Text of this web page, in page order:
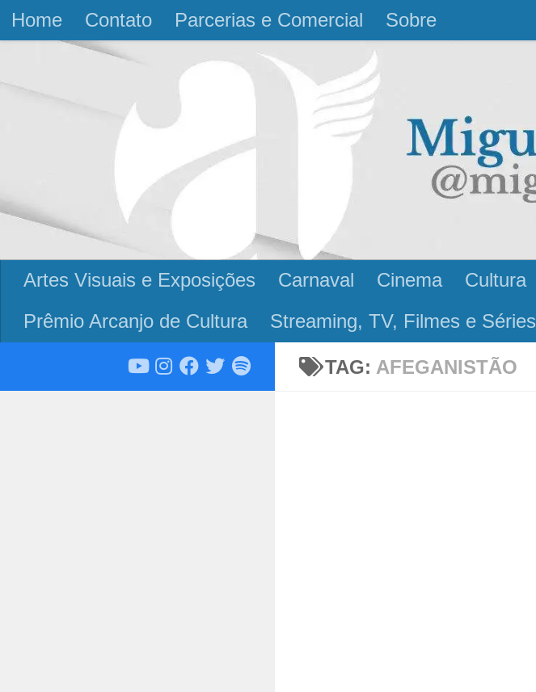
Skip to content
Home Contato Parcerias e Comercial Sobre
Artes Visuais e Exposições Carnaval Cinema Cultura
Prêmio Arcanjo de Cultura
Streaming, TV, Filmes e Séries
TAG: AFEGANISTÃO